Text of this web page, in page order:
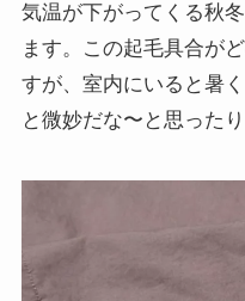
気温が下がってくる秋
ます。この起毛具合が
すが、室内にいると暑
と微妙だな〜と思ったり